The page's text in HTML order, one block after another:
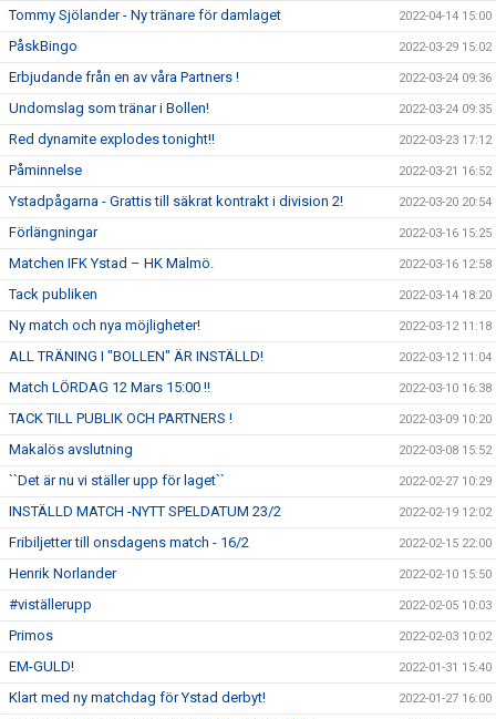
Tommy Sjölander - Ny tränare för damlaget 2022-04-14 15:00
PåskBingo 2022-03-29 15:02
Erbjudande från en av våra Partners ! 2022-03-24 09:36
Undomslag som tränar i Bollen! 2022-03-24 09:35
Red dynamite explodes tonight!! 2022-03-23 17:12
Påminnelse 2022-03-21 16:52
Ystadpågarna - Grattis till säkrat kontrakt i division 2! 2022-03-20 20:54
Förlängningar 2022-03-16 15:25
Matchen IFK Ystad – HK Malmö. 2022-03-16 12:58
Tack publiken 2022-03-14 18:20
Ny match och nya möjligheter! 2022-03-12 11:18
ALL TRÄNING I "BOLLEN" ÄR INSTÄLLD! 2022-03-12 11:04
Match LÖRDAG 12 Mars 15:00 !! 2022-03-10 16:38
TACK TILL PUBLIK OCH PARTNERS ! 2022-03-09 10:20
Makalös avslutning 2022-03-08 15:52
``Det är nu vi ställer upp för laget`` 2022-02-27 10:29
INSTÄLLD MATCH -NYTT SPELDATUM 23/2 2022-02-19 12:02
Fribiljetter till onsdagens match - 16/2 2022-02-15 22:00
Henrik Norlander 2022-02-10 15:50
#viställerupp 2022-02-05 10:03
Primos 2022-02-03 10:02
EM-GULD! 2022-01-31 15:40
Klart med ny matchdag för Ystad derbyt! 2022-01-27 16:00